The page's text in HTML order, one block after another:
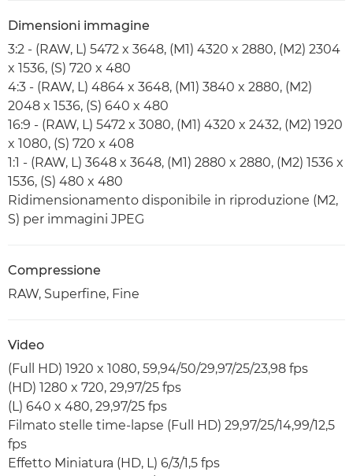
Dimensioni immagine
3:2 - (RAW, L) 5472 x 3648, (M1) 4320 x 2880, (M2) 2304
x 1536, (S) 720 x 480
4:3 - (RAW, L) 4864 x 3648, (M1) 3840 x 2880, (M2)
2048 x 1536, (S) 640 x 480
16:9 - (RAW, L) 5472 x 3080, (M1) 4320 x 2432, (M2) 1920
x 1080, (S) 720 x 408
1:1 - (RAW, L) 3648 x 3648, (M1) 2880 x 2880, (M2) 1536 x
1536, (S) 480 x 480
Ridimensionamento disponibile in riproduzione (M2,
S) per immagini JPEG
Compressione
RAW, Superfine, Fine
Video
(Full HD) 1920 x 1080, 59,94/50/29,97/25/23,98 fps
(HD) 1280 x 720, 29,97/25 fps
(L) 640 x 480, 29,97/25 fps
Filmato stelle time-lapse (Full HD) 29,97/25/14,99/12,5
fps
Effetto Miniatura (HD, L) 6/3/1,5 fps